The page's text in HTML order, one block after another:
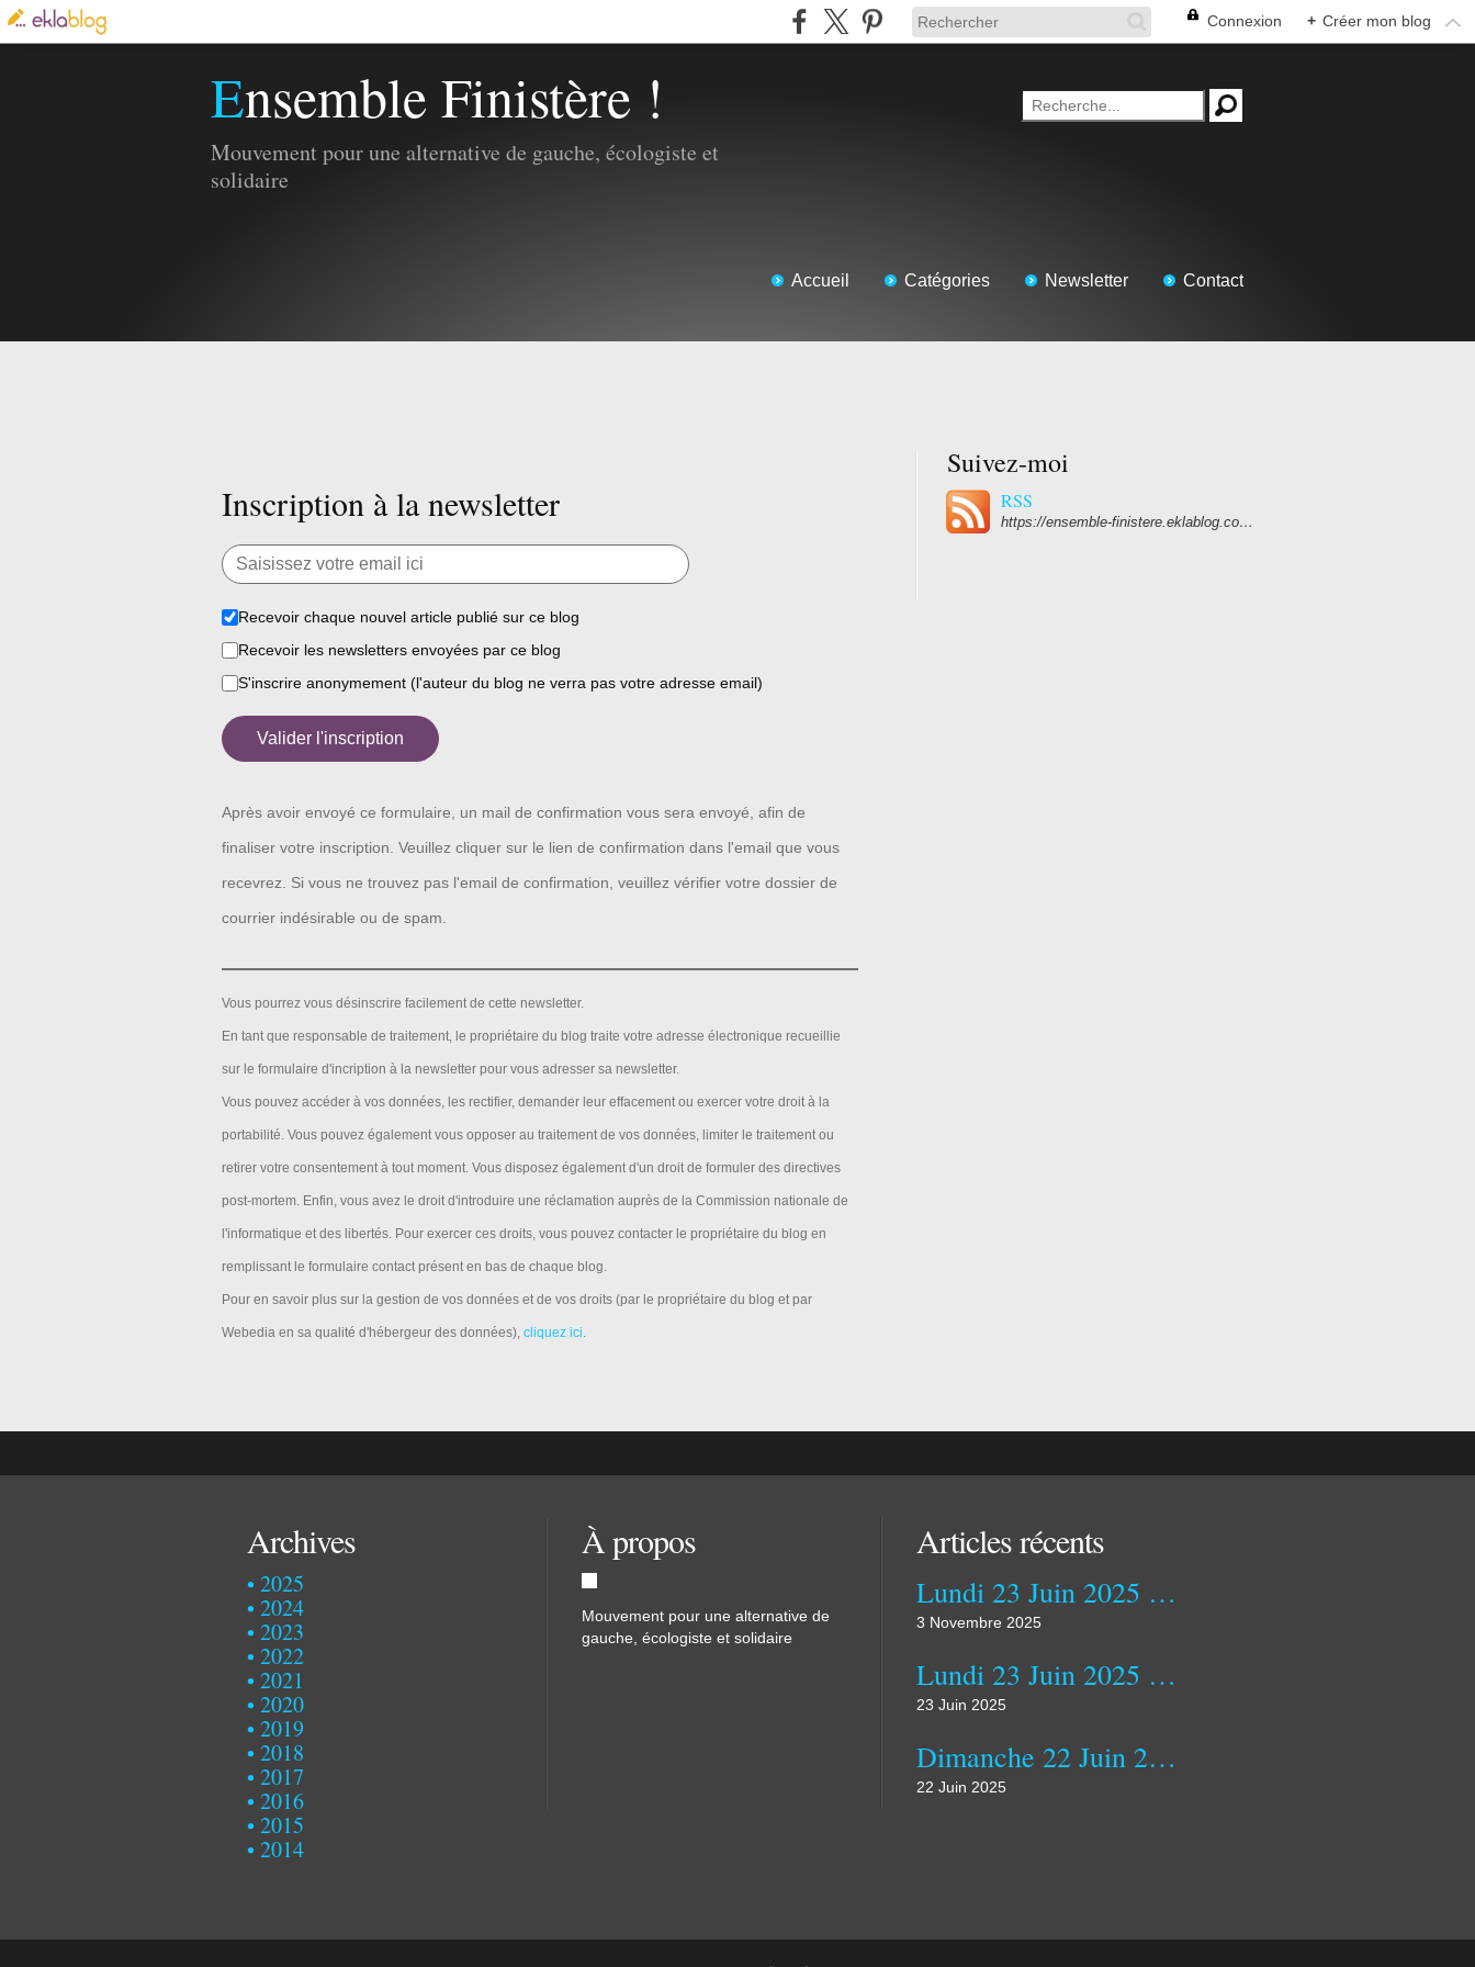
Connexion + Créer mon blog
Ensemble Finistère !
Mouvement pour une alternative de gauche, écologiste et
solidaire
Accueil Catégories Newsletter Contact
Inscription à la newsletter
Recevoir chaque nouvel article publié sur ce blog
Recevoir les newsletters envoyées par ce blog
S'inscrire anonymement (l'auteur du blog ne verra pas votre adresse email)
Valider l'inscription
Après avoir envoyé ce formulaire, un mail de confirmation vous sera envoyé, afin de
finaliser votre inscription. Veuillez cliquer sur le lien de confirmation dans l'email que vous
recevrez. Si vous ne trouvez pas l'email de confirmation, veuillez vérifier votre dossier de
courrier indésirable ou de spam.
Vous pourrez vous désinscrire facilement de cette newsletter.
En tant que responsable de traitement, le propriétaire du blog traite votre adresse électronique recueillie
sur le formulaire d'incription à la newsletter pour vous adresser sa newsletter.
Vous pouvez accéder à vos données, les rectifier, demander leur effacement ou exercer votre droit à la
portabilité. Vous pouvez également vous opposer au traitement de vos données, limiter le traitement ou
retirer votre consentement à tout moment. Vous disposez également d'un droit de formuler des directives
post-mortem. Enfin, vous avez le droit d'introduire une réclamation auprès de la Commission nationale de
l'informatique et des libertés. Pour exercer ces droits, vous pouvez contacter le propriétaire du blog en
remplissant le formulaire contact présent en bas de chaque blog.
Pour en savoir plus sur la gestion de vos données et de vos droits (par le propriétaire du blog et par
Webedia en sa qualité d'hébergeur des données), cliquez ici.
Suivez-moi
RSS
https://ensemble-finistere.eklablog.com/rss
Archives
2025
2024
2023
2022
2021
2020
2019
2018
2017
2016
2015
2014
À propos
Mouvement pour une alternative de
gauche, écologiste et solidaire
Articles récents
Lundi 23 Juin 2025 Clap de Fin !
3 Novembre 2025
Lundi 23 Juin 2025 Clap de Fin !
23 Juin 2025
Dimanche 22 Juin 2025
22 Juin 2025